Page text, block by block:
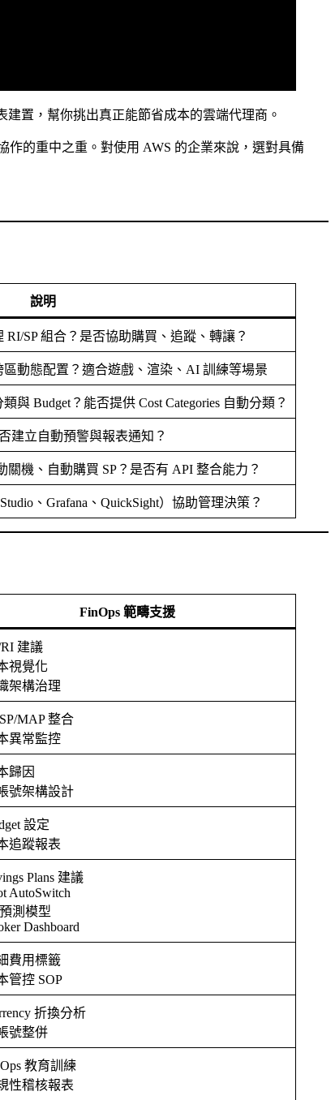
建置，幫你挑出真正能節省成本的雲端代理商。
作的重中之重。對使用 AWS 的企業來說，選對具備
說明
SP 組合？是否協助購買、追蹤、轉讓？
動態配置？適合遊戲、渲染、AI 訓練等場景
與 Budget？能否提供 Cost Categories 自動分類？
建立自動預警與報表通知？
關機、自動購買 SP？是否有 API 整合能力？
、Grafana、QuickSight）協助管理決策？
FinOps 範疇支援
RI 建議
視覺化
架構治理
MAP 整合
異常監控
歸因
號架構設計
設定
追蹤報表
Plans 建議
AutoSwitch
測模型
Dashboard
費用標籤
管控 SOP
折換分析
號整併
教育訓練
性稽核報表